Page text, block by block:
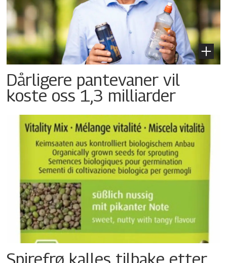
Dårligere pantevaner vil
koste oss 1,3 milliarder
Spirefrø kalles tilbake etter